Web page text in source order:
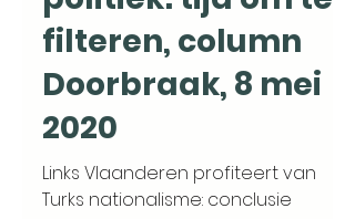
filteren, column
Doorbraak, 8 mei
2020
Links Vlaanderen profiteert van
Turks nationalisme: conclusie